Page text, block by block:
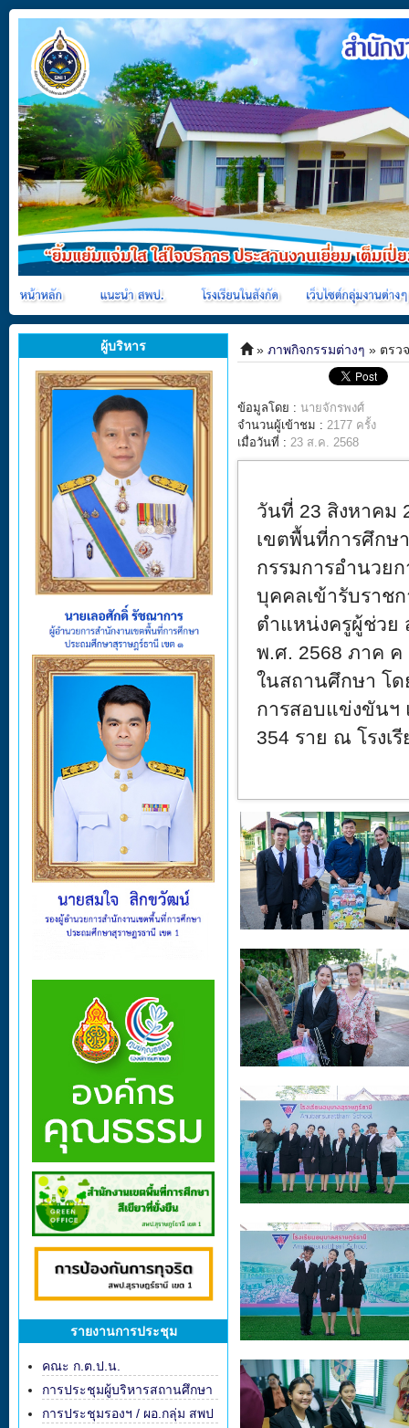
ผู้บริหาร
รายงานการประชุม
คณะ ก.ต.ป.น.
การประชุมผู้บริหารสถานศึกษา
การประชุมรองฯ / ผอ.กลุ่ม สพป
» ภาพกิจกรรมต่างๆ » ตรว
ข้อมูลโดย : นายจักรพงศ์
จำนวนผู้เข้าชม : 2177 ครั้ง
เมื่อวันที่ : 23 ส.ค. 2568
วันที่ 23 สิงหาคม
เขตพื้นที่การศึกษ
กรรมการอำนวยก
บุคคลเข้ารับราช
ตำแหน่งครูผู้ช่วย
พ.ศ. 2568 ภาค
ในสถานศึกษา โด
การสอบแข่งขันฯ
354 ราย ณ โรงเ